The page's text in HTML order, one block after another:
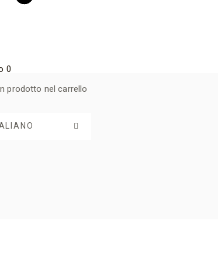
0
prodotto nel carrello